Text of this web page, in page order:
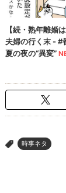
> 時事ネタ